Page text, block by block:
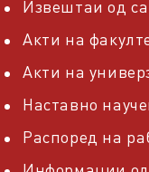
Извештаи од
Акти на
Акти на
Наставно
Распоред на